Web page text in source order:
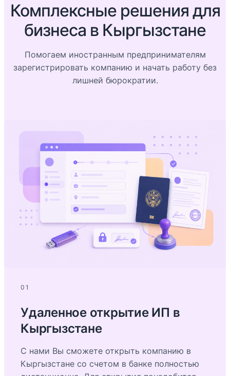
Комплексные решения для
бизнеса в Кыргызстане
Помогаем иностранным предпринимателям
зарегистрировать компанию и начать работу без
лишней бюрократии.
01
Удаленное открытие ИП в
Кыргызстане
С нами Вы сможете открыть компанию в
Кыргызстане со счетом в банке полностью